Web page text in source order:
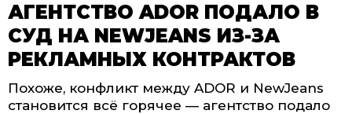
АГЕНТСТВО ADOR ПОДАЛО В
СУД НА NEWJEANS ИЗ-ЗА
РЕКЛАМНЫХ КОНТРАКТОВ
Похоже, конфликт между ADOR и NewJeans
становится всё горячее — агентство подало